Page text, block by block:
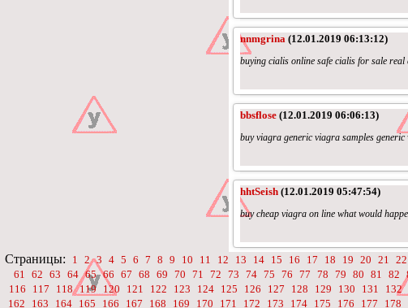
nnmgrina (12.01.2019 06:13:12)
buying cialis online safe cialis for sale real
bbsflose (12.01.2019 06:06:13)
buy viagra generic viagra samples generic
hhtSeish (12.01.2019 05:47:54)
buy cheap viagra on line what would
Страницы: 1 2 3 4 5 6 7 8 9 10 11 12 13 14 15 16 17 18 19 20 21 22
61 62 63 64 65 66 67 68 69 70 71 72 73 74 75 76 77 78 79 80 81 82
116
117 118 119 120 121 122 123 124 125 126 127 128 129 130 131 132
162
163 164 165 166 167 168 169 170 171 172 173 174 175 176 177 178